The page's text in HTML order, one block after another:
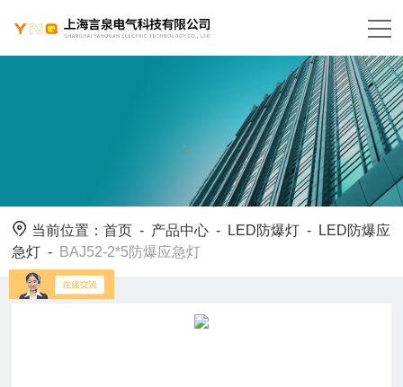
当前位置：首页 - 产品中心 - LED防爆灯 -
LED防爆应
急灯 - BAJ52-2*5防爆应急灯